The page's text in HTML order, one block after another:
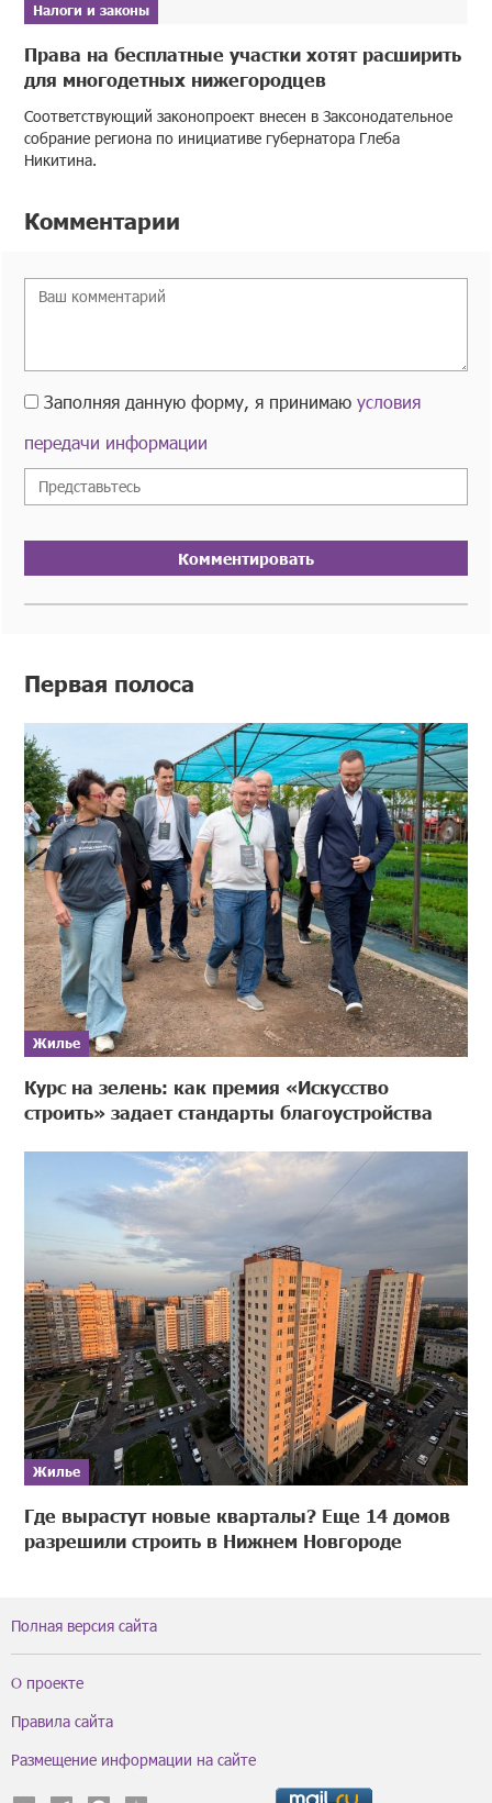
Налоги и законы
Права на бесплатные участки хотят расширить
для многодетных нижегородцев
Соответствующий законопроект внесен в Заксонодательное
собрание региона по инициативе губернатора Глеба
Никитина.
Комментарии
Заполняя данную форму, я принимаюусловия
передачи информации
Комментировать
Первая полоса
Жилье
Курс на зелень: как премия «Искусство
строить» задает стандарты благоустройства
Жилье
Где вырастут новые кварталы? Еще 14 домов
разрешили строить в Нижнем Новгороде
Полная версия сайта
О проекте
Правила сайта
Размещение информации на сайте